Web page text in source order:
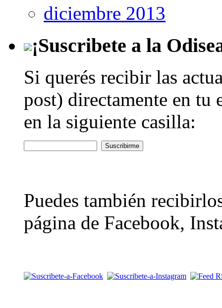
diciembre 2013
¡Suscribete a la
Si querés recibir las
post) directamente en
en la siguiente casilla:
Puedes también
página de Facebook,